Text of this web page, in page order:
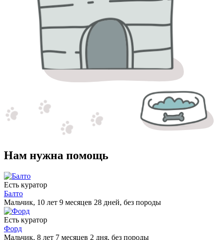
Нам нужна помощь
Есть куратор
Балто
Мальчик, 10 лет 9 месяцев 28 дней, без породы
Есть куратор
Форд
Мальчик, 8 лет 7 месяцев 2 дня, без породы